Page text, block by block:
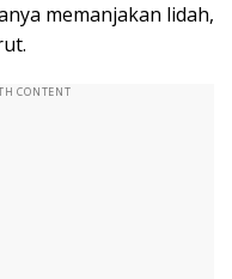
memanjakan lidah,
CONTENT